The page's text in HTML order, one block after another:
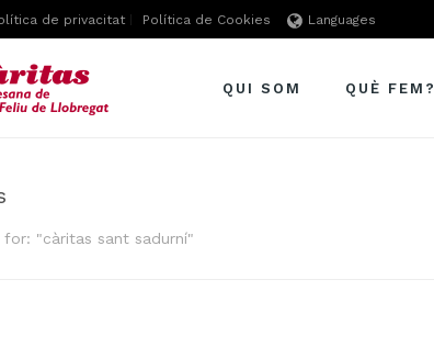
de privacitat Política de Cookies Languages
QUI SOM QUÈ FEM?
for: "càritas sant sadurní"